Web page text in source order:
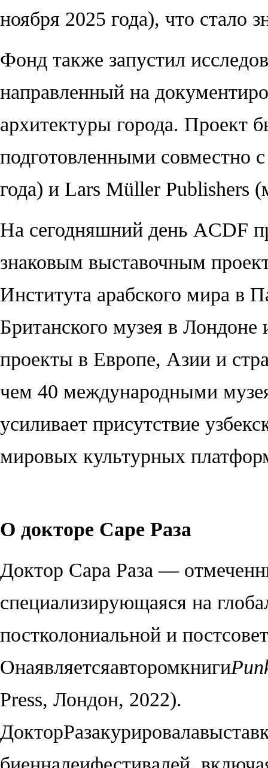
ноября 2025 года), что стало
Фонд также запустил
направленный на
архитектуры города. Проект
подготовленными совместно
года) и Lars Müller Publishers
На сегодняшний день ACDF
знаковым выставочным
Института арабского мира в
Британского музея в
проекты в Европе, Азии и
чем 40 международными
усиливает присутствие
мировых культурных
О докторе Саре Раза
Доктор Сара Раза —
специализирующаяся на
постколониальной и
Онаявляетсяавторомкниги
Press, Лондон, 2022).
ДокторРазакурировала